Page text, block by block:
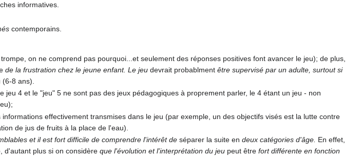
informatives.
contemporains.
on ne comprend pas pourquoi...et seulement des réponses positives font avancer le jeu); de plus,
de la frustration chez le jeune enfant. Le jeu devrait probablmentêtre supervisé par un adulte, surtout si
8 ans).
4 et le "jeu" 5 ne sont pas des jeux pédagogiques à proprement parler, le 4 étant un jeu - non
effectivement transmises dans le jeu (par exemple, un des objectifs visés est la lutte contre
de jus de fruits à la place de l'eau).
et il est fort difficile de comprendre l'intérêt de séparer la suite endeux catégories d'âge. En effet,
d'autant plus si on considèreque l'évolution et l'interprétation du jeu peut êtrefort différente en fonction